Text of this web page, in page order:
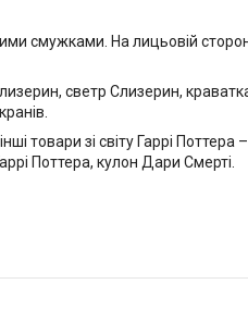
смужками. На лицьовій
светр Слизерин,
товари зі світу Гаррі
Поттера, кулон Дари Смерті.